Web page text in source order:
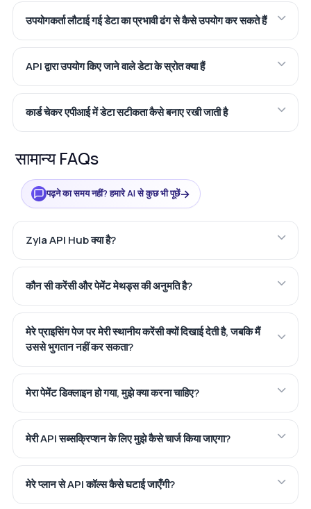
उपयोगकर्ता लौटाई गई डेटा का प्रभावी ढंग से कैसे उपयोग कर सकते हैं
API द्वारा उपयोग किए जाने वाले डेटा के स्रोत क्या हैं
कार्ड चेकर एपीआई में डेटा सटीकता कैसे बनाए रखी जाती है
सामान्य FAQs
पढ़ने का समय नहीं? हमारे AI से कुछ भी पूछें→
Zyla API Hub क्या है?
कौन सी करेंसी और पेमेंट मेथड्स की अनुमति है?
मेरे प्राइसिंग पेज पर मेरी स्थानीय करेंसी क्यों दिखाई देती है, जबकि मैं
उससे भुगतान नहीं कर सकता?
मेरा पेमेंट डिक्लाइन हो गया, मुझे क्या करना चाहिए?
मेरी API सब्सक्रिप्शन के लिए मुझे कैसे चार्ज किया जाएगा?
मेरे प्लान से API कॉल्स कैसे घटाई जाएँगी?